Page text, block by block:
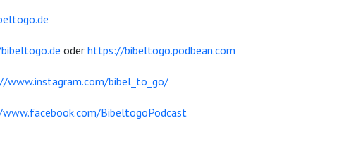
oder https://bibeltogo.podbean.com
www.instagram.com/bibel_to_go/
BibeltogoPodcast